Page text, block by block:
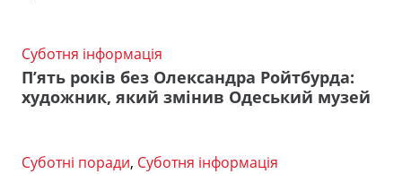
Суботня інформація
П’ять років без Олександра Ройтбурда:
художник, який змінив Одеський музей
Суботні поради, Суботня інформація